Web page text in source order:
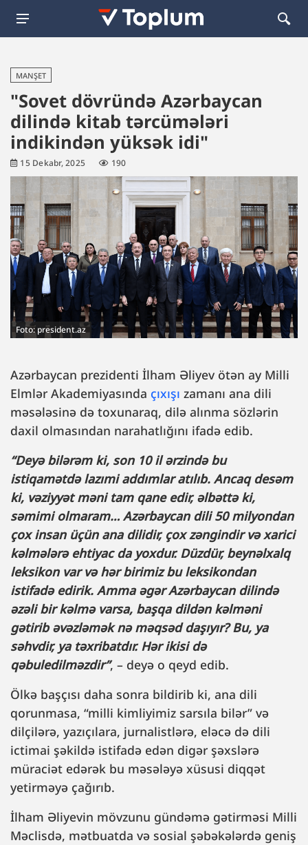
MANŞET
"Sovet dövründə Azərbaycan
dilində kitab tərcümələri
indikindən yüksək idi"
15 Dekabr, 2025 190
Foto: president.az
Azərbaycan prezidenti İlham Əliyev ötən ay Milli
Elmlər Akademiyasında çıxışı zamanı ana dili
məsələsinə də toxunaraq, dilə alınma sözlərin
daxil olmasından narahatlığını ifadə edib.
“Deyə bilərəm ki, son 10 il ərzində bu
istiqamətdə lazımi addımlar atılıb. Ancaq desəm
ki, vəziyyət məni tam qane edir, əlbəttə ki,
səmimi olmaram… Azərbaycan dili 50 milyondan
çox insan üçün ana dilidir, çox zəngindir və xarici
kəlmələrə ehtiyac da yoxdur. Düzdür, beynəlxalq
leksikon var və hər birimiz bu leksikondan
istifadə edirik. Amma əgər Azərbaycan dilində
əzəli bir kəlmə varsa, başqa dildən kəlməni
gətirib əvəzləmək nə məqsəd daşıyır? Bu, ya
səhvdir, ya təxribatdır. Hər ikisi də
qəbuledilməzdir”, – deyə o qeyd edib.
Ölkə başçısı daha sonra bildirib ki, ana dili
qorunmasa, “milli kimliyimiz sarsıla bilər” və
dilçilərə, yazıçılara, jurnalistlərə, eləcə də dili
ictimai şəkildə istifadə edən digər şəxslərə
müraciət edərək bu məsələyə xüsusi diqqət
yetirməyə çağırıb.
İlham Əliyevin mövzunu gündəmə gətirməsi Milli
Məclisdə, mətbuatda və sosial şəbəkələrdə geniş